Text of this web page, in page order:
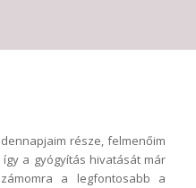
része, felmenőim
a gyógyítás hivatását már
a legfontosabb a